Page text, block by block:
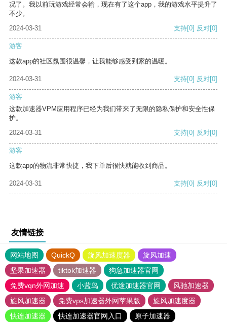
况了。我以前玩游戏经常会输，现在有了这个app，我的游戏水平提升了
不少。
2024-03-31
支持[0] 反对[0]
游客
这款app的社区氛围很温馨，让我能够感受到家的温暖。
2024-03-31 支持[0] 反对[0]
游客
这款加速器VPM应用程序已经为我们带来了无限的隐私保护和安全性保
护。
2024-03-31
支持[0] 反对[0]
游客
这款app的物流非常快捷，我下单后很快就能收到商品。
2024-03-31 支持[0] 反对[0]
友情链接
网站地图 QuickQ 旋风加速度器
旋风加速
坚果加速器
tiktok加速器
狗急加速器官网
免费vqn外网加速
小蓝鸟 优途加速器官网
风驰加速器
旋风加速器
免费vps加速器外网苹果版
旋风加速度器
快连加速器
快连加速器官网入口 原子加速器